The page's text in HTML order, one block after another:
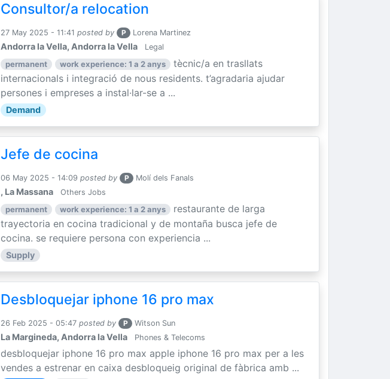
Consultor/a relocation
27 May 2025 - 11:41 posted by P Lorena Martinez
Andorra la Vella, Andorra la Vella Legal
permanent work experience: 1 a 2 anys
tècnic/a en trasllats
internacionals i integració de nous residents. t’agradaria ajudar
persones i empreses a instal·lar-se a ...
Demand
Jefe de cocina
06 May 2025 - 14:09 posted by P Molí dels Fanals
, La Massana Others Jobs
permanent work experience: 1 a 2 anys
restaurante de larga
trayectoria en cocina tradicional y de montaña busca jefe de
cocina. se requiere persona con experiencia ...
Supply
Desbloquejar iphone 16 pro max
26 Feb 2025 - 05:47 posted by P Witson Sun
La Margineda, Andorra la Vella Phones & Telecoms
desbloquejar iphone 16 pro max apple iphone 16 pro max per a les
vendes a estrenar en caixa desbloqueig original de fàbrica amb ...